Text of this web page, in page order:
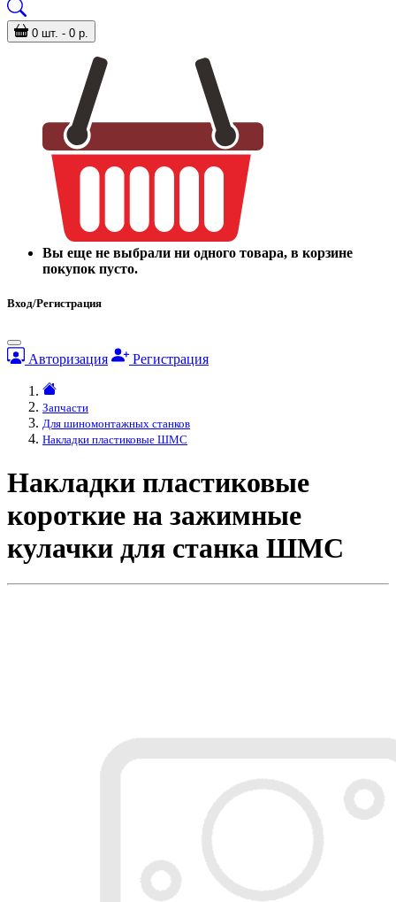
0 шт. - 0 р.
Вы еще не выбрали ни одного товара, в корзине
покупок пусто.
Вход/Регистрация
Авторизация Регистрация
Запчасти
Для шиномонтажных станков
Накладки пластиковые ШМС
Накладки пластиковые
короткие на зажимные
кулачки для станка ШМС